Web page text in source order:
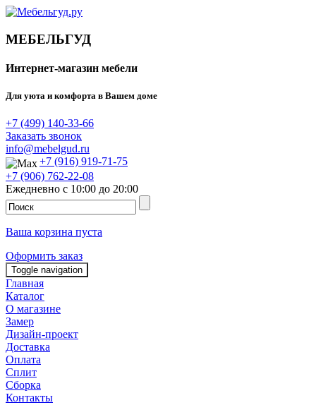
МЕБЕЛЬГУД
Интернет-магазин мебели
Для уюта и комфорта в Вашем доме
+7 (499) 140-33-66
Заказать звонок
info@mebelgud.ru
+7 (916) 919-71-75
+7 (906) 762-22-08
Ежедневно с 10:00 до 20:00
Ваша корзина пуста
Оформить заказ
Toggle navigation
Главная
Каталог
О магазине
Замер
Дизайн-проект
Доставка
Оплата
Сплит
Сборка
Контакты